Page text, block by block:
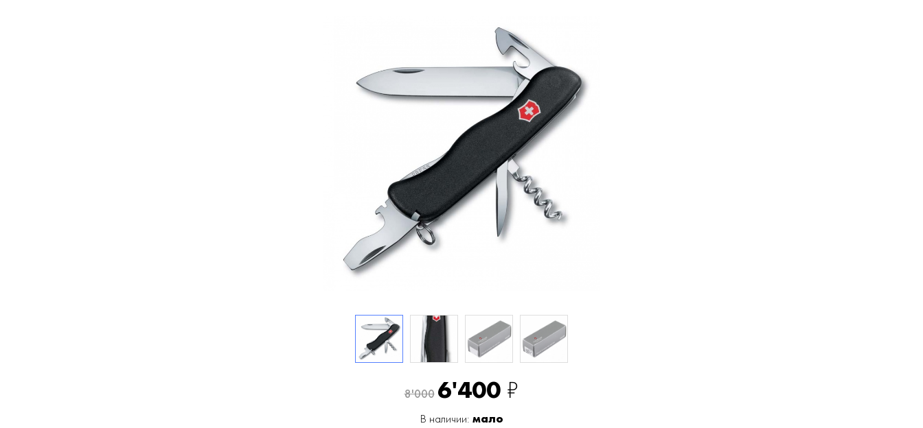
8'000 6'400 ₽
В наличии: мало